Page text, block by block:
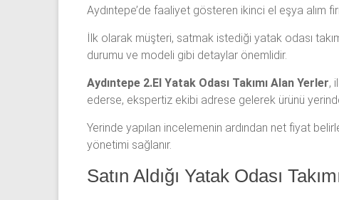
Aydıntepe’de faaliyet gösteren ikinci el eşya alım
İlk olarak müşteri, satmak istediği yatak odası
durumu ve modeli gibi detaylar önemlidir.
Aydıntepe 2.El Yatak Odası Takımı Alan Yerler,
ederse, ekspertiz ekibi adrese gelerek ürünü
Yerinde yapılan incelemenin ardından net fiyat
yönetimi sağlanır.
Satın Aldığı Yatak Odası